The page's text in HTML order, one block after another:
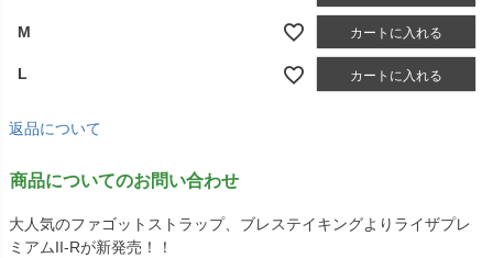
M カートに入れる
L カートに入れる
返品について
商品についてのお問い合わせ
大人気のファゴットストラップ、ブレステイキングよりライザプレ
ミアムII-Rが新発売！！